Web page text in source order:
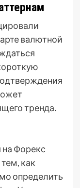
валютной
тренда․
на Форекс
как
определить